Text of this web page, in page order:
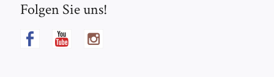
Folgen Sie uns!